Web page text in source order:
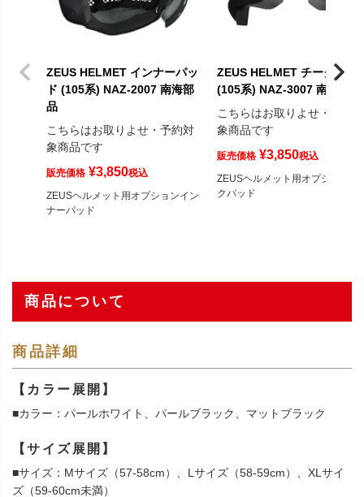
ZEUS HELMET インナーパッ
ド (105系) NAZ-2007 南海部
品
こちらはお取りよせ・予約対
象商品です
販売価格 ¥3,850税込
ZEUSヘルメット用オプションイン
ナーパッド
ZEUS HELMET チークパッ
(105系) NAZ-3007 南海部品
こちらはお取りよせ・予約対
象商品です
販売価格 ¥3,850税込
ZEUSヘルメット用オプションチ
クパッド
商品について
商品詳細
【カラー展開】
■カラー：パールホワイト、パールブラック、マットブラック
【サイズ展開】
■サイズ：Mサイズ（57-58cm）、Lサイズ（58-59cm）、XLサイ
ズ（59-60cm未満）